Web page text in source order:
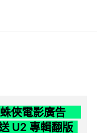
俠電影廣告
U2 專輯翻版